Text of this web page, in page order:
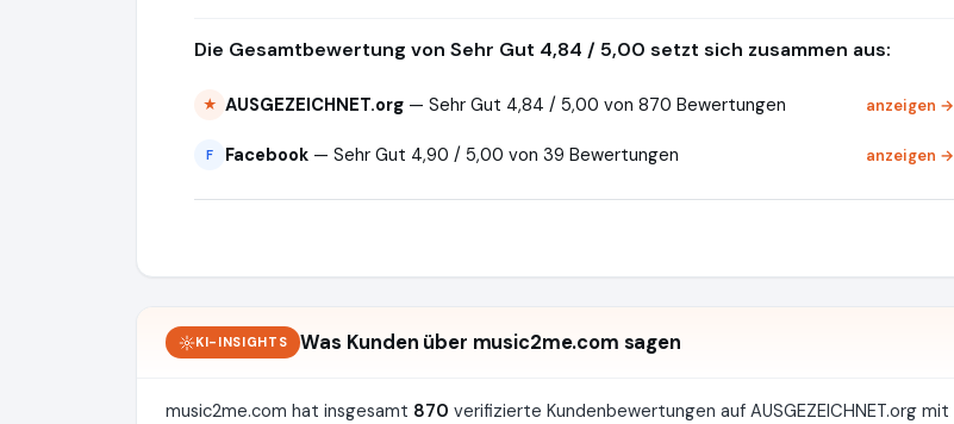
Die Gesamtbewertung von Sehr Gut 4,84 / 5,00 setzt sich zusammen aus:
★ AUSGEZEICHNET.org — Sehr Gut 4,84 / 5,00 von 870 Bewertungen anzeigen →
F Facebook — Sehr Gut 4,90 / 5,00 von 39 Bewertungen anzeigen →
KI-INSIGHTS Was Kunden über music2me.com sagen
music2me.com hat insgesamt 870 verifizierte Kundenbewertungen auf AUSGEZEICHNET.org mit